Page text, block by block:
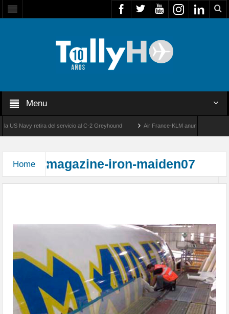
Menu
Navy retira del servicio al C-2 Greyhound Air France-KLM anuncia a Guilhem
Home magazine-iron-maiden07